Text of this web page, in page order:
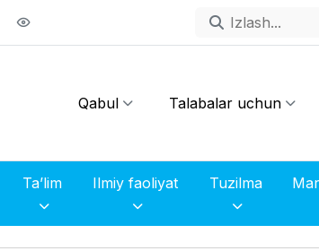
Qabul Talabalar uchun
Ta’lim Tuzilma